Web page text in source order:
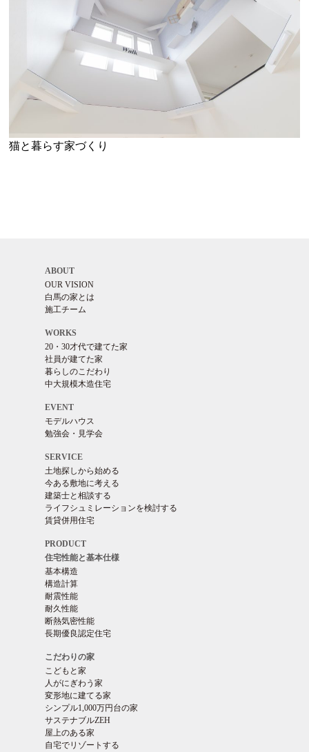
猫と暮らす家づくり
ABOUT
OUR VISION
白馬の家とは
施工チーム
WORKS
20・30才代で建てた家
社員が建てた家
暮らしのこだわり
中大規模木造住宅
EVENT
モデルハウス
勉強会・見学会
SERVICE
土地探しから始める
今ある敷地に考える
建築士と相談する
ライフシュミレーションを検討する
賃貸併用住宅
PRODUCT
住宅性能と基本仕様
基本構造
構造計算
耐震性能
耐久性能
断熱気密性能
長期優良認定住宅
こだわりの家
こどもと家
人がにぎわう家
変形地に建てる家
シンプル1,000万円台の家
サステナブルZEH
屋上のある家
自宅でリゾートする